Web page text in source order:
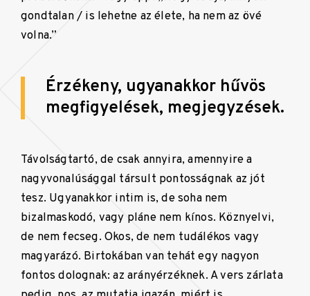
gondtalan / is lehetne az élete, ha nem az övé
volna.”
Érzékeny, ugyanakkor hűvös
megfigyelések, megjegyzések.
Távolságtartó, de csak annyira, amennyire a
nagyvonalúsággal társult pontosságnak az jót
tesz. Ugyanakkor intim is, de soha nem
bizalmaskodó, vagy pláne nem kínos. Köznyelvi,
de nem fecseg. Okos, de nem tudálékos vagy
magyarázó. Birtokában van tehát egy nagyon
fontos dolognak: az arányérzéknek. A vers zárlata